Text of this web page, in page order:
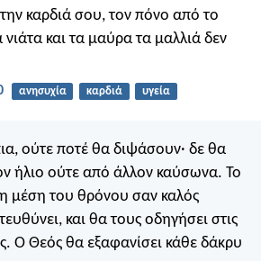
καρδιά σου, τον πόνο από το
και τα μαύρα τα μαλλιά δεν
ανησυχία καρδιά υγεία
ούτε ποτέ θα διψάσουν· δε θα
ήλιο ούτε από άλλον καύσωνα. Το
μέση του θρόνου σαν καλός
και θα τους οδηγήσει στις
Ο Θεός θα εξαφανίσει κάθε δάκρυ